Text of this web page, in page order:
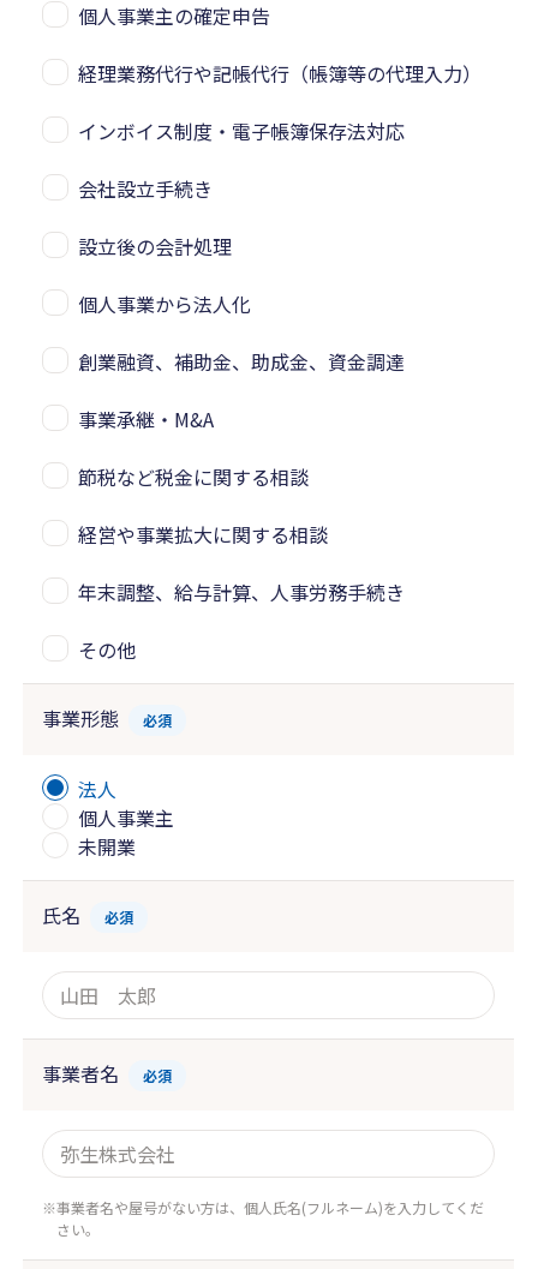
個人事業主の確定申告
経理業務代行や記帳代行（帳簿等の代理入力）
インボイス制度・電子帳簿保存法対応
会社設立手続き
設立後の会計処理
個人事業から法人化
創業融資、補助金、助成金、資金調達
事業承継・M&A
節税など税金に関する相談
経営や事業拡大に関する相談
年末調整、給与計算、人事労務手続き
その他
事業形態 必須
法人
個人事業主
未開業
氏名 必須
事業者名 必須
事業者名や屋号がない方は、個人氏名(フルネーム)を入力してくだ
さい。